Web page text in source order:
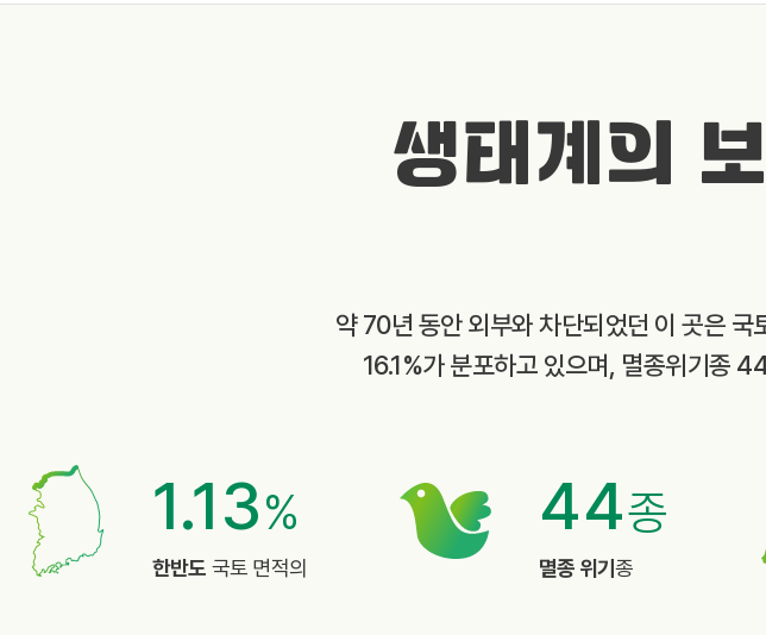
생태계의
약 70년 동안 외부와 차단되었던 이 곳은 국
16.1%가 분포하고 있으며, 멸종위기종
1.13%
한반도 국토 면적의
44종
멸종 위기 종